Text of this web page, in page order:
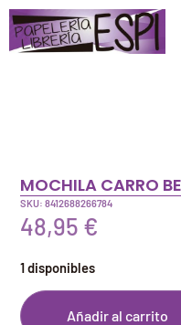
MOCHILA CARRO
SKU: 8412688266784
48,95 €
1 disponibles
Añadir al carrito